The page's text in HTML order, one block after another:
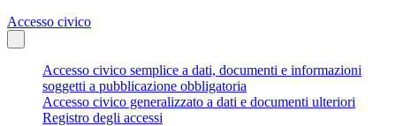
Accesso civico
Accesso civico semplice a dati, documenti e informazioni
soggetti a pubblicazione obbligatoria
Accesso civico generalizzato a dati e documenti ulteriori
Registro degli accessi